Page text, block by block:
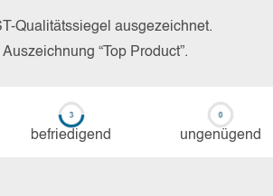
Qualitätssiegel ausgezeichnet.
“Top Product”.
be­frie­di­gend un­ge­nü­gend